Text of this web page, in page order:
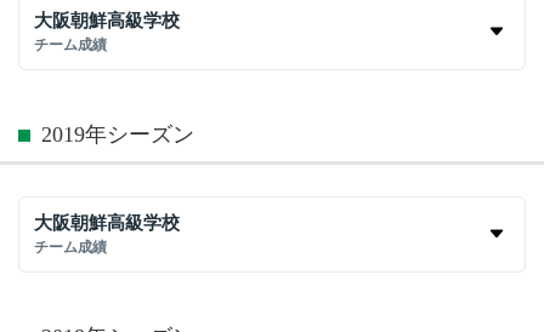
大阪朝鮮高級学校
チーム成績
2019年シーズン
大阪朝鮮高級学校
チーム成績